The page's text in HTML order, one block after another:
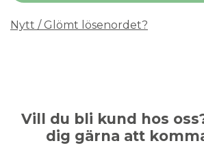
Nytt / Glömt lösenordet?
Vill du bli kund hos
dig gärna att